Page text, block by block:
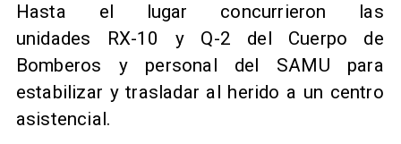
Hasta el lugar concurrieron las
unidades RX-10 y Q-2 del Cuerpo de
Bomberos y personal del SAMU para
estabilizar y trasladar al herido a un centro
asistencial.